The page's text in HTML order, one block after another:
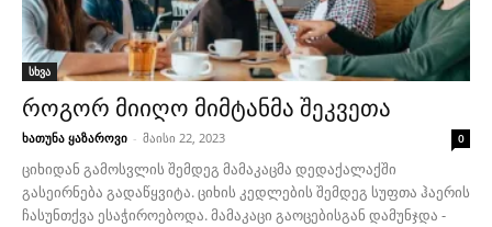
სხვა
როგორ მიიღო მიმტანმა შეკვეთა
ხათუნა ყაზაროვი - მაისი 22, 2023 0
ციხიდან გამოსვლის შემდეგ მამაკაცმა დედაქალაქში
გასეირნება გადაწყვიტა. ციხის კედლების შემდეგ სუფთა ჰაერის
ჩასუნთქვა ესაჭიროებოდა. მამაკაცი გაოცებისგან დამუნჯდა -